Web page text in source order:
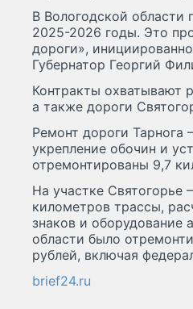
В Вологодской области
2025-2026 годы. Это
дороги»,
Губернатор Георгий
Контракты охватывают
а также дороги
Ремонт дороги Тарнога
укрепление обочин и
отремонтированы 9,7
На участке Святогорье
километров трассы,
знаков и оборудование
области было
рублей, включая
brief24.ru